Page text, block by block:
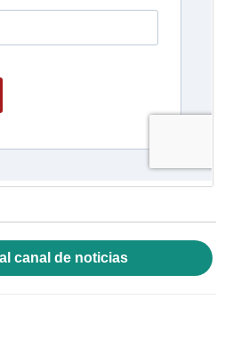
canal de noticias